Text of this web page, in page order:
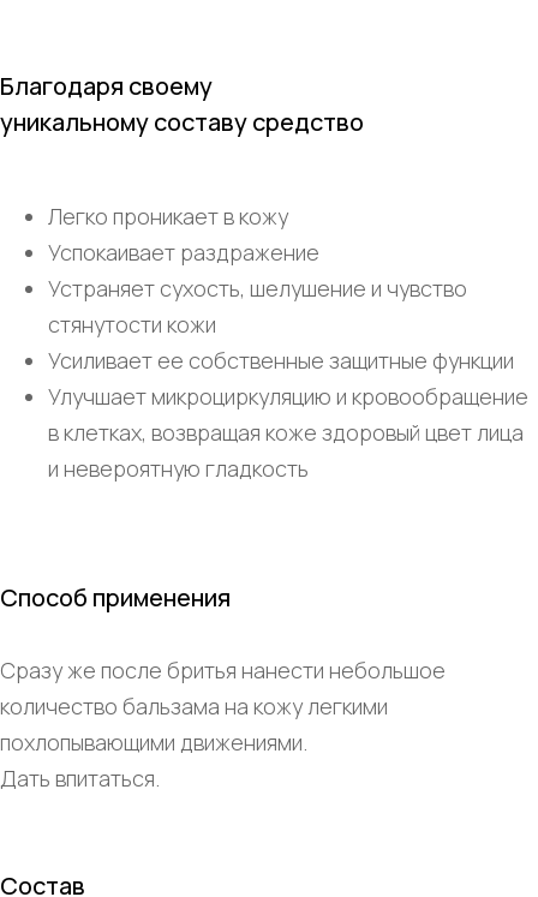
Благодаря своему
уникальному составу средство
Легко проникает в кожу
Успокаивает раздражение
Устраняет сухость, шелушение и чувство
стянутости кожи
Усиливает ее собственные защитные функции
Улучшает микроциркуляцию и кровообращение
в клетках, возвращая коже здоровый цвет лица
и невероятную гладкость
Способ применения
Сразу же после бритья нанести небольшое
количество бальзама на кожу легкими
похлопывающими движениями.
Дать впитаться.
Состав